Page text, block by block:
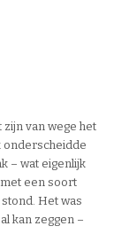
zijn van wege het
onderscheidde
– wat eigenlijk
een soort
Het was
kan zeggen –